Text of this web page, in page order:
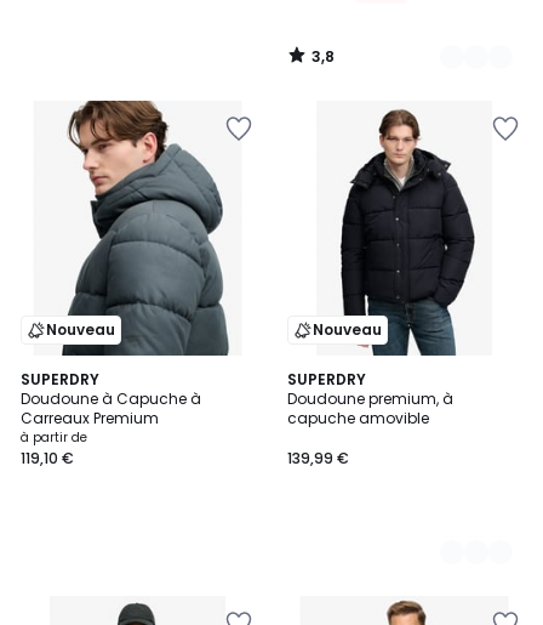
3,8
/
Nouveau
SUPERDRY
Doudoune à Capuche à
Carreaux Premium
à partir de
119,10 €
Nouveau
SUPERDRY
Doudoune premium, à
capuche amovible
139,99 €
3
Couleurs